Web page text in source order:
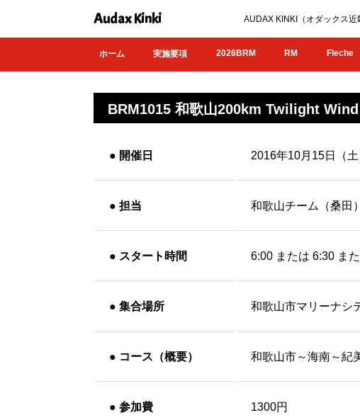
Audax Kinki AUDAX KINKI（オダックス
ホーム 実施要項 2026BRM RM Fleche
BRM1015 和歌山200km Twilight
● 開催日 2016年10月15日（土
● 担当 和歌山チーム（桑田）
● スタート時間 6:00 または 6:30 ま
● 集合場所 和歌山市マリーナシ
● コース（概要） 和歌山市～海南～紀
● 参加費 1300円